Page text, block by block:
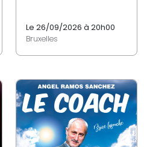
Le 26/09/2026 à 20h00
Bruxelles